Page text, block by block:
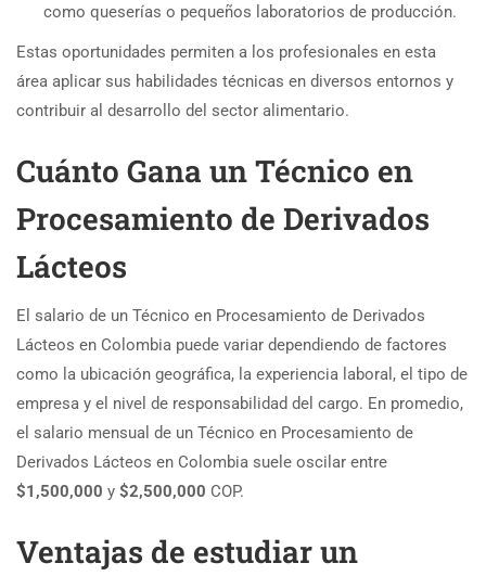
como queserías o pequeños laboratorios de producción.
Estas oportunidades permiten a los profesionales en esta
área aplicar sus habilidades técnicas en diversos entornos y
contribuir al desarrollo del sector alimentario.
Cuánto Gana un Técnico en
Procesamiento de Derivados
Lácteos
El salario de un Técnico en Procesamiento de Derivados
Lácteos en Colombia puede variar dependiendo de factores
como la ubicación geográfica, la experiencia laboral, el tipo de
empresa y el nivel de responsabilidad del cargo. En promedio,
el salario mensual de un Técnico en Procesamiento de
Derivados Lácteos en Colombia suele oscilar entre
$1,500,000 y $2,500,000 COP.
Ventajas de estudiar un